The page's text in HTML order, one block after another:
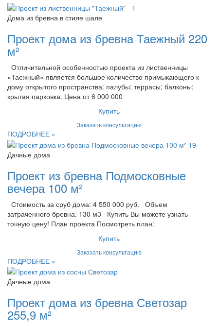
Дома из бревна в стиле шале
Проект дома из бревна Таежный 220
м²
Отличительной особенностью проекта из лиственницы
«Таежный» является большое количество примыкающего к
дому открытого пространства: палубы; террасы; балконы;
крытая парковка. Цена от 6 000 000
Купить
Заказать консультацию
ПОДРОБНЕЕ »
Дачные дома
Проект из бревна Подмосковные
вечера 100 м²
Стоимость за сруб дома: 4 550 000 руб. Объем
затраченного бревна: 130 м3 Купить Вы можете узнать
точную цену! План проекта Посмотреть план:
Купить
Заказать консультацию
ПОДРОБНЕЕ »
Дачные дома
Проект дома из бревна Светозар
255,9 м²